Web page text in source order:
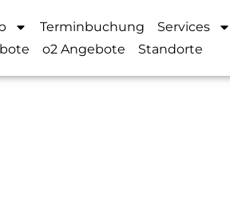
Terminbuchung Services
o2 Angebote Standorte